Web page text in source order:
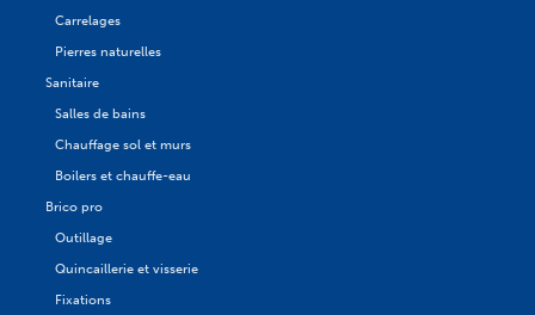
Carrelages
Pierres naturelles
Sanitaire
Salles de bains
Chauffage sol et murs
Boilers et chauffe-eau
Brico pro
Outillage
Quincaillerie et visserie
Fixations